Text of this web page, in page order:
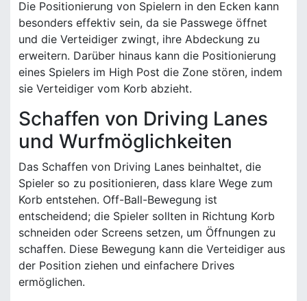
Die Positionierung von Spielern in den Ecken kann
besonders effektiv sein, da sie Passwege öffnet
und die Verteidiger zwingt, ihre Abdeckung zu
erweitern. Darüber hinaus kann die Positionierung
eines Spielers im High Post die Zone stören, indem
sie Verteidiger vom Korb abzieht.
Schaffen von Driving Lanes
und Wurfmöglichkeiten
Das Schaffen von Driving Lanes beinhaltet, die
Spieler so zu positionieren, dass klare Wege zum
Korb entstehen. Off-Ball-Bewegung ist
entscheidend; die Spieler sollten in Richtung Korb
schneiden oder Screens setzen, um Öffnungen zu
schaffen. Diese Bewegung kann die Verteidiger aus
der Position ziehen und einfachere Drives
ermöglichen.